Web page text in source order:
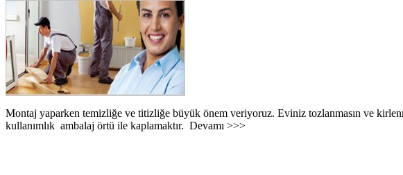
Montaj yaparken temizliğe ve titizliğe büyük önem veriyoruz. Eviniz tozlanmasın ve
kullanımlık ambalaj örtü ile kaplamaktır. Devamı >>>